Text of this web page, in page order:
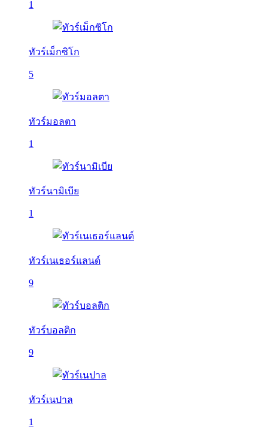
1
ทัวร์เม็กซิโก
5
ทัวร์มอลตา
1
ทัวร์นามิเบีย
1
ทัวร์เนเธอร์แลนด์
9
ทัวร์บอลติก
9
ทัวร์เนปาล
1